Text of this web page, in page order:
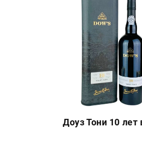
Доуз Тони 10 лет